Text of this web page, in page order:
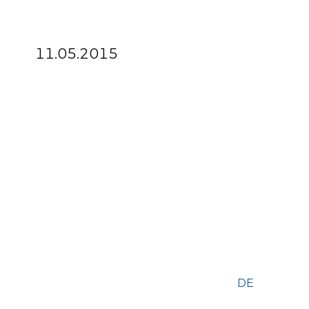
11.05.2015
DE